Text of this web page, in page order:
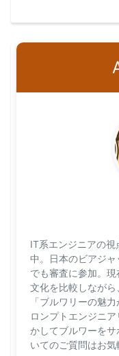
IT系エンジニアの
中。日本のビアジ
でも審査に参加。
文化を比較しながら
「ブルワリーの魅
ロンプトエンジニ
かしてブルワーを
いてのご質問はお